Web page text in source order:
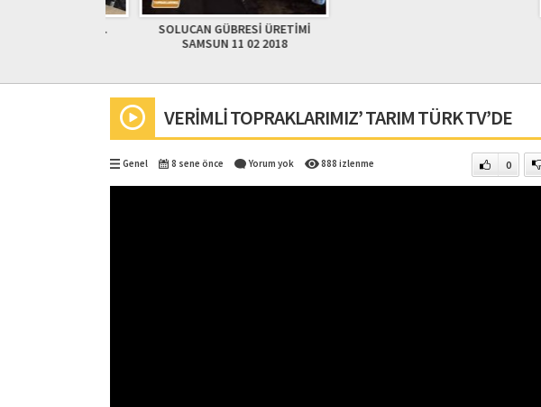
SOLUCAN GÜBRESİ ÜRETİMİ
SAMSUN 11 02 2018
VERİMLİ TOPRAKLARIMIZ’ TARIM TÜRK TV’DE
Genel 8 sene önce Yorum yok 888 izlenme 0